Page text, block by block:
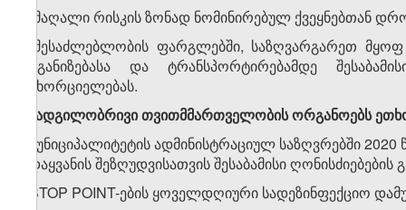
დ) მაღალი რისკის ზონად ნომინირებულ ქვეყნებთან
ე) შესაძლებლობის ფარგლებში, საზღვარგარეთ
ორგანიზებასა და ტრანსპორტირებამდე
განხორციელებას.
ადგილობრივი თვითმმართველობის ორგანოებს
ა) მუნიციპალიტეტის ადმინისტრაციულ საზღვრებში
გადაყვანის შეზღუდვისათვის შესაბამისი
ბ) STOP POINT-ების ყოველდღიური სადეზინფექციო